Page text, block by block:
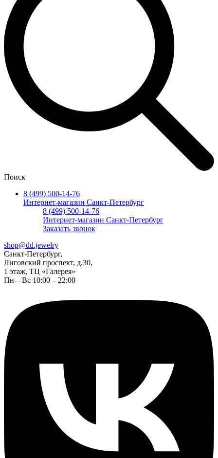
Поиск
8 (499) 500-14-76
Интернет-магазин Санкт-Петербург
8 (499) 500-14-76
Интернет-магазин Санкт-Петербург
Заказать звонок
shop@dd.jewelry
Санкт-Петербург,
Лиговский проспект, д.30,
1 этаж, ТЦ «Галерея»
Пн—Вс 10:00 – 22:00